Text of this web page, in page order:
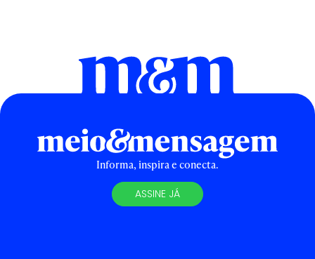
Informa, inspira e conecta.
ASSINE JÁ